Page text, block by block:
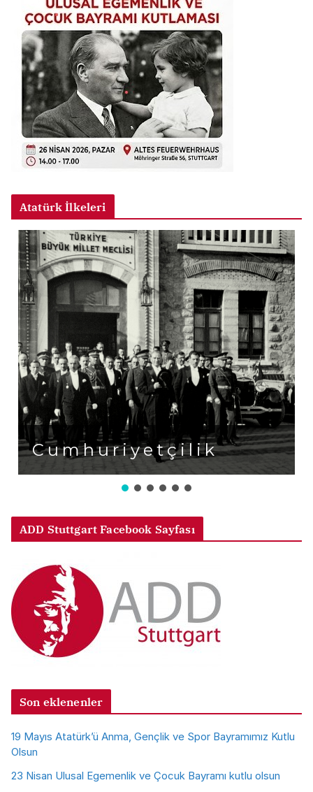
Atatürk İlkeleri
Cumhuriyetçilik
ADD Stuttgart Facebook Sayfası
Son eklenenler
19 Mayıs Atatürk’ü Anma, Gençlik ve Spor Bayramımız Kutlu
Olsun
23 Nisan Ulusal Egemenlik ve Çocuk Bayramı kutlu olsun